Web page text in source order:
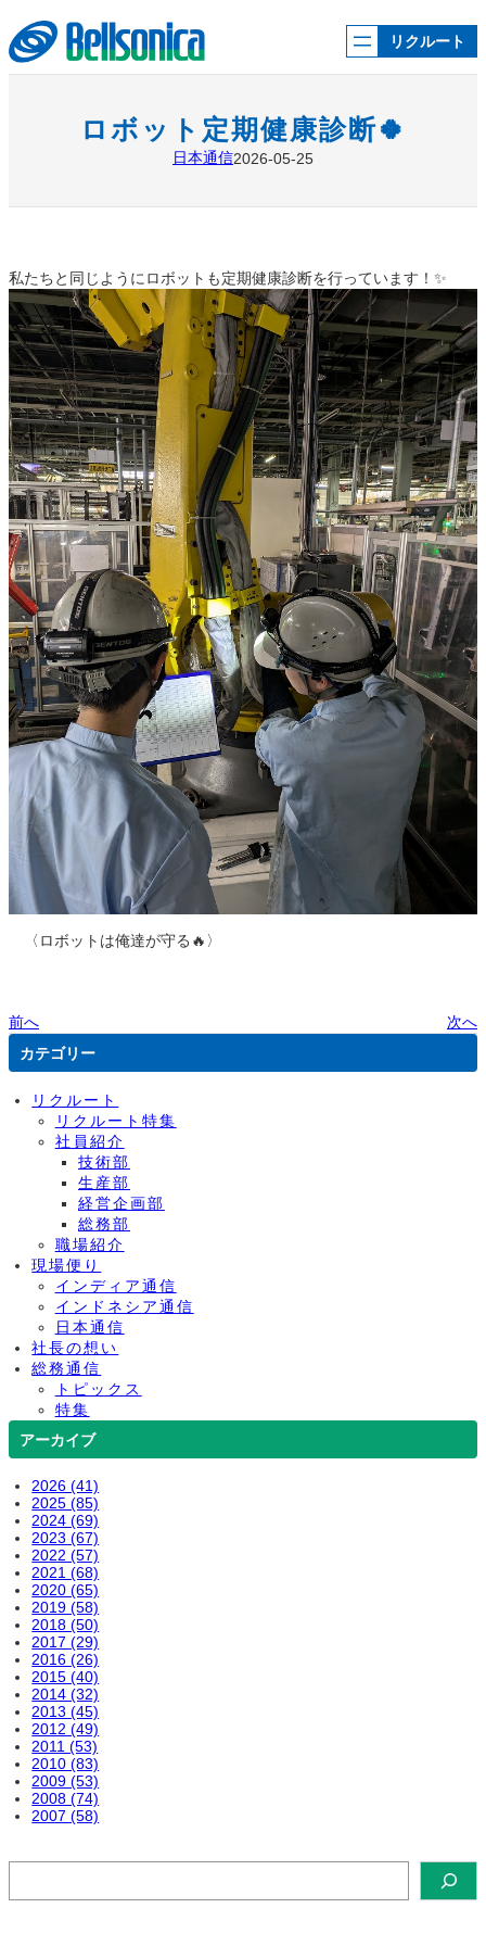
容
を
ス
リクルート
ロボット定期健康診断🍀
日本通信2026-05-25
私たちと同じようにロボットも定期健康診断を行っています！✨
〈ロボットは俺達が守る🔥〉
前へ
次へ
カテゴリー
リクルート
リクルート特集
社員紹介
技術部
生産部
経営企画部
総務部
職場紹介
現場便り
インディア通信
インドネシア通信
日本通信
社長の想い
総務通信
トピックス
特集
アーカイブ
2026 (41)
2025 (85)
2024 (69)
2023 (67)
2022 (57)
2021 (68)
2020 (65)
2019 (58)
2018 (50)
2017 (29)
2016 (26)
2015 (40)
2014 (32)
2013 (45)
2012 (49)
2011 (53)
2010 (83)
2009 (53)
2008 (74)
2007 (58)